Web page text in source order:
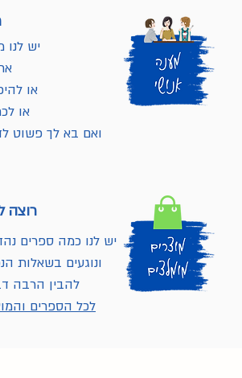
יש
או
או
ואם בא לך פשוט
רוצה
יש לנו כמה ספרים
ונוגעים בשאלות
להבין הרבה
לכל הספרים